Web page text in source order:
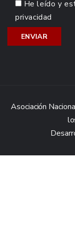
He leído y
privacidad
Asociación